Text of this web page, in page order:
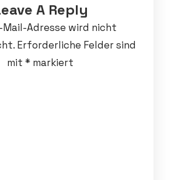
A Reply
Mail-Adresse wird nicht
Erforderliche Felder sind
mit * markiert